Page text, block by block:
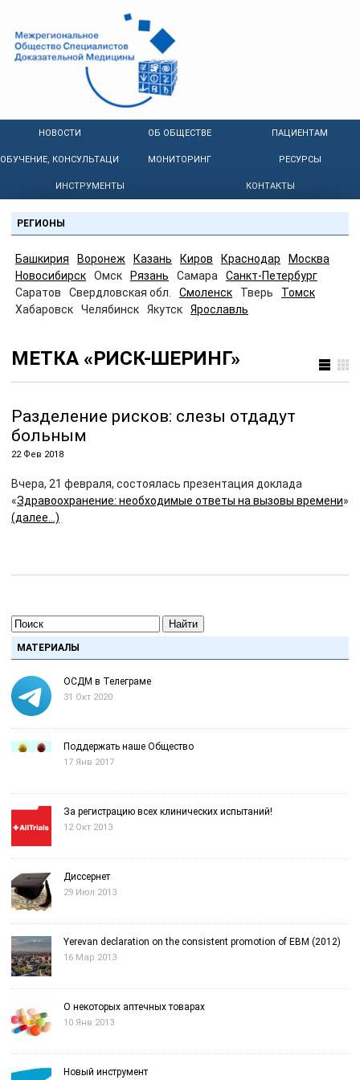
НОВОСТИ ОБ ОБЩЕСТВЕ ПАЦИЕНТАМ
ОБУЧЕНИЕ, КОНСУЛЬТАЦИИ МОНИТОРИНГ РЕСУРСЫ
ИНСТРУМЕНТЫ КОНТАКТЫ
РЕГИОНЫ
Башкирия Воронеж Казань Киров Краснодар
Москва
Новосибирск
Омск Рязань Самара
Санкт-Петербург
Саратов
Свердловская обл. Смоленск Тверь
Томск
Хабаровск
Челябинск Якутск Ярославль
МЕТКА «РИСК-ШЕРИНГ»
Разделение рисков: слезы отдадут
больным
22 Фев 2018
Вчера, 21 февраля, состоялась презентация доклада
«Здравоохранение: необходимые ответы на вызовы времени»
(далее…)
Найти
МАТЕРИАЛЫ
ОСДМ в Телеграме
31 Окт 2020
Поддержать наше Общество
17 Янв 2017
За регистрацию всех клинических испытаний!
12 Окт 2013
Диссернет
29 Июл 2013
Yerevan declaration on the consistent promotion of EBM (2012)
16 Мар 2013
О некоторых аптечных товарах
10 Янв 2013
Новый инструмент